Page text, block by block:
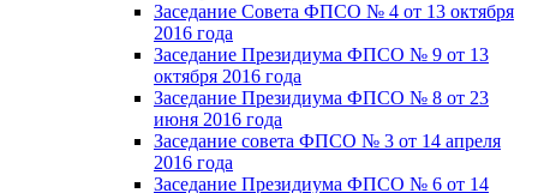
Заседание Совета ФПСО № 4 от 13 октября
2016 года
Заседание Президиума ФПСО № 9 от 13
октября 2016 года
Заседание Президиума ФПСО № 8 от 23
июня 2016 года
Заседание совета ФПСО № 3 от 14 апреля
2016 года
Заседание Президиума ФПСО № 6 от 14